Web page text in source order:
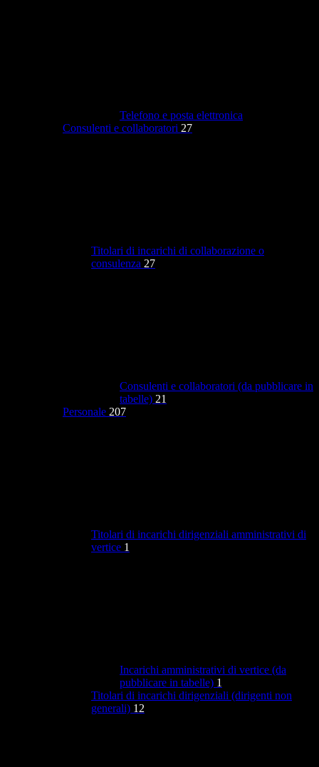
Telefono e posta elettronica
Consulenti e collaboratori 27
Titolari di incarichi di collaborazione o
consulenza 27
Consulenti e collaboratori (da pubblicare in
tabelle) 21
Personale 207
Titolari di incarichi dirigenziali amministrativi di
vertice 1
Incarichi amministrativi di vertice (da
pubblicare in tabelle) 1
Titolari di incarichi dirigenziali (dirigenti non
generali) 12